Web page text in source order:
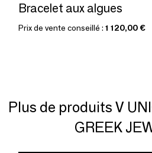
Bracelet aux algues
Prix de vente conseillé : 1 120,00 €
Plus de produits V
GREEK